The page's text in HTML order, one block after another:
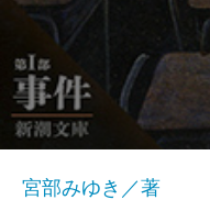
宮部みゆき／著